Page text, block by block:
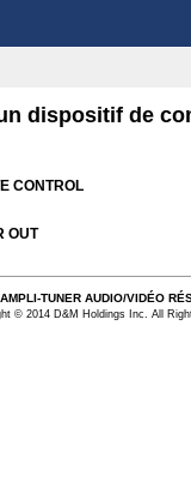
dispositif de
CONTROL
OUT
AMPLI-TUNER AUDIO/VIDÉO
© 2014 D&M Holdings Inc. All